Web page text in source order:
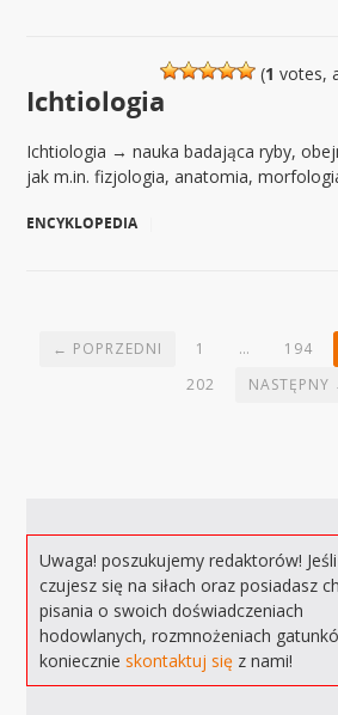
(1 votes,
Ichtiologia
Ichtiologia → nauka badająca ryby,
jak m.in. fizjologia, anatomia,
ENCYKLOPEDIA
← POPRZEDNI 1 … 194
202
NASTĘPNY
Uwaga! poszukujemy redaktorów! Jeśli
czujesz się na siłach oraz posiadasz
pisania o swoich doświadczeniach
hodowlanych, rozmnożeniach
koniecznieskontaktuj się z nami!